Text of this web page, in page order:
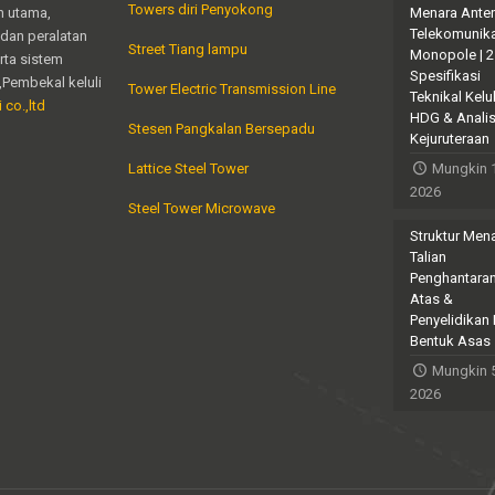
utama,
peralatan
sistem
keluli
co.,ltd
Towers diri Penyokong
Street Tiang lampu
Tower Electric Transmission Line
Stesen Pangkalan Bersepadu
Lattice Steel Tower
Steel Tower Microwave
Menara
Monopole |
Spesifikasi
Teknikal
HDG &
Kejuruteraan
Mungkin
2026
Struktur
Talian
Atas &
Penyelidikan
Bentuk Asas
Mungkin
2026